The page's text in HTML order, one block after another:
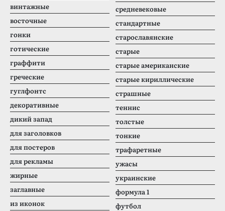
винтажные
восточные
гонки
готические
граффити
греческие
гуглфонтс
декоративные
дикий запад
для заголовков
для постеров
для рекламы
жирные
заглавные
из иконок
средневековые
стандартные
старославянские
старые
старые американские
старые кириллические
страшные
теннис
толстые
тонкие
трафаретные
ужасы
украинские
формула 1
футбол